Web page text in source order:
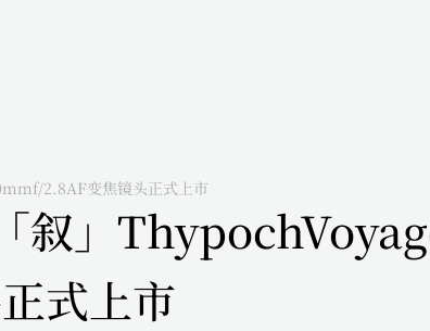
2.8AF变焦镜头正式上市
叙」
式上市